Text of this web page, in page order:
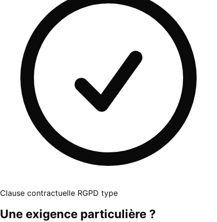
Clause contractuelle RGPD type
Une exigence particulière ?